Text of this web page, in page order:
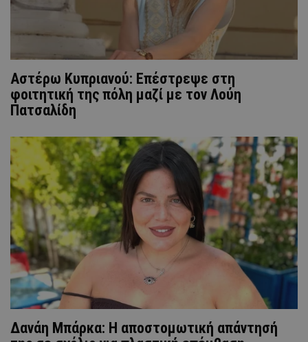
Αστέρω Κυπριανού: Επέστρεψε στη
φοιτητική της πόλη μαζί με τον Λούη
Πατσαλίδη
Δανάη Μπάρκα: Η αποστομωτική απάντησή